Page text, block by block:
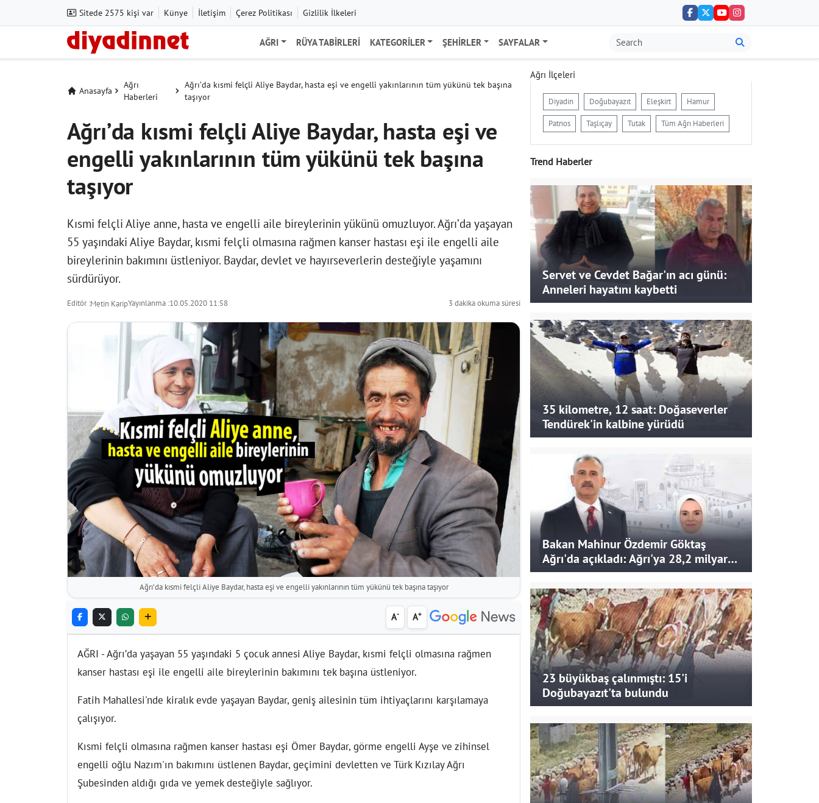
Sitede 2575 kişi var Künye İletişim Çerez Politikası Gizlilik İlkeleri
AĞRI RÜYA TABIRLERI KATEGORILER ŞEHIRLER SAYFALAR
Anasayfa
Ağrı
Haberleri
Ağrı’da kısmi felçli Aliye Baydar, hasta eşi ve engelli yakınlarının tüm yükünü tek başına
taşıyor
Ağrı’da kısmi felçli Aliye Baydar, hasta eşi ve
engelli yakınlarının tüm yükünü tek başına
taşıyor
Kısmi felçli Aliye anne, hasta ve engelli aile bireylerinin yükünü omuzluyor. Ağrı’da yaşayan
55 yaşındaki Aliye Baydar, kısmi felçli olmasına rağmen kanser hastası eşi ile engelli aile
bireylerinin bakımını üstleniyor. Baydar, devlet ve hayırseverlerin desteğiyle yaşamını
sürdürüyor.
Editör :Metin KaripYayınlanma :10.05.2020 11:58 3 dakika okuma süresi
Ağrı’da kısmi felçli Aliye Baydar, hasta eşi ve engelli yakınlarının tüm yükünü tek başına taşıyor
A- A+
AĞRI - Ağrı’da yaşayan 55 yaşındaki 5 çocuk annesi Aliye Baydar, kısmi felçli olmasına rağmen
kanser hastası eşi ile engelli aile bireylerinin bakımını tek başına üstleniyor.
Fatih Mahallesi'nde kiralık evde yaşayan Baydar, geniş ailesinin tüm ihtiyaçlarını karşılamaya
çalışıyor.
Kısmi felçli olmasına rağmen kanser hastası eşi Ömer Baydar, görme engelli Ayşe ve zihinsel
engelli oğlu Nazım'ın bakımını üstlenen Baydar, geçimini devletten ve Türk Kızılay Ağrı
Şubesinden aldığı gıda ve yemek desteğiyle sağlıyor.
Ağrı İlçeleri
Diyadin Doğubayazıt Eleşkirt Hamur
Patnos Taşlıçay Tutak Tüm Ağrı Haberleri
Trend Haberler
Servet ve Cevdet Bağar'ın acı günü:
Anneleri hayatını kaybetti
35 kilometre, 12 saat: Doğaseverler
Tendürek'in kalbine yürüdü
Bakan Mahinur Özdemir Göktaş
Ağrı'da açıkladı: Ağrı'ya 28,2 milyar
liralık yatırım ve destek sağlandı
23 büyükbaş çalınmıştı: 15'i
Doğubayazıt'ta bulundu